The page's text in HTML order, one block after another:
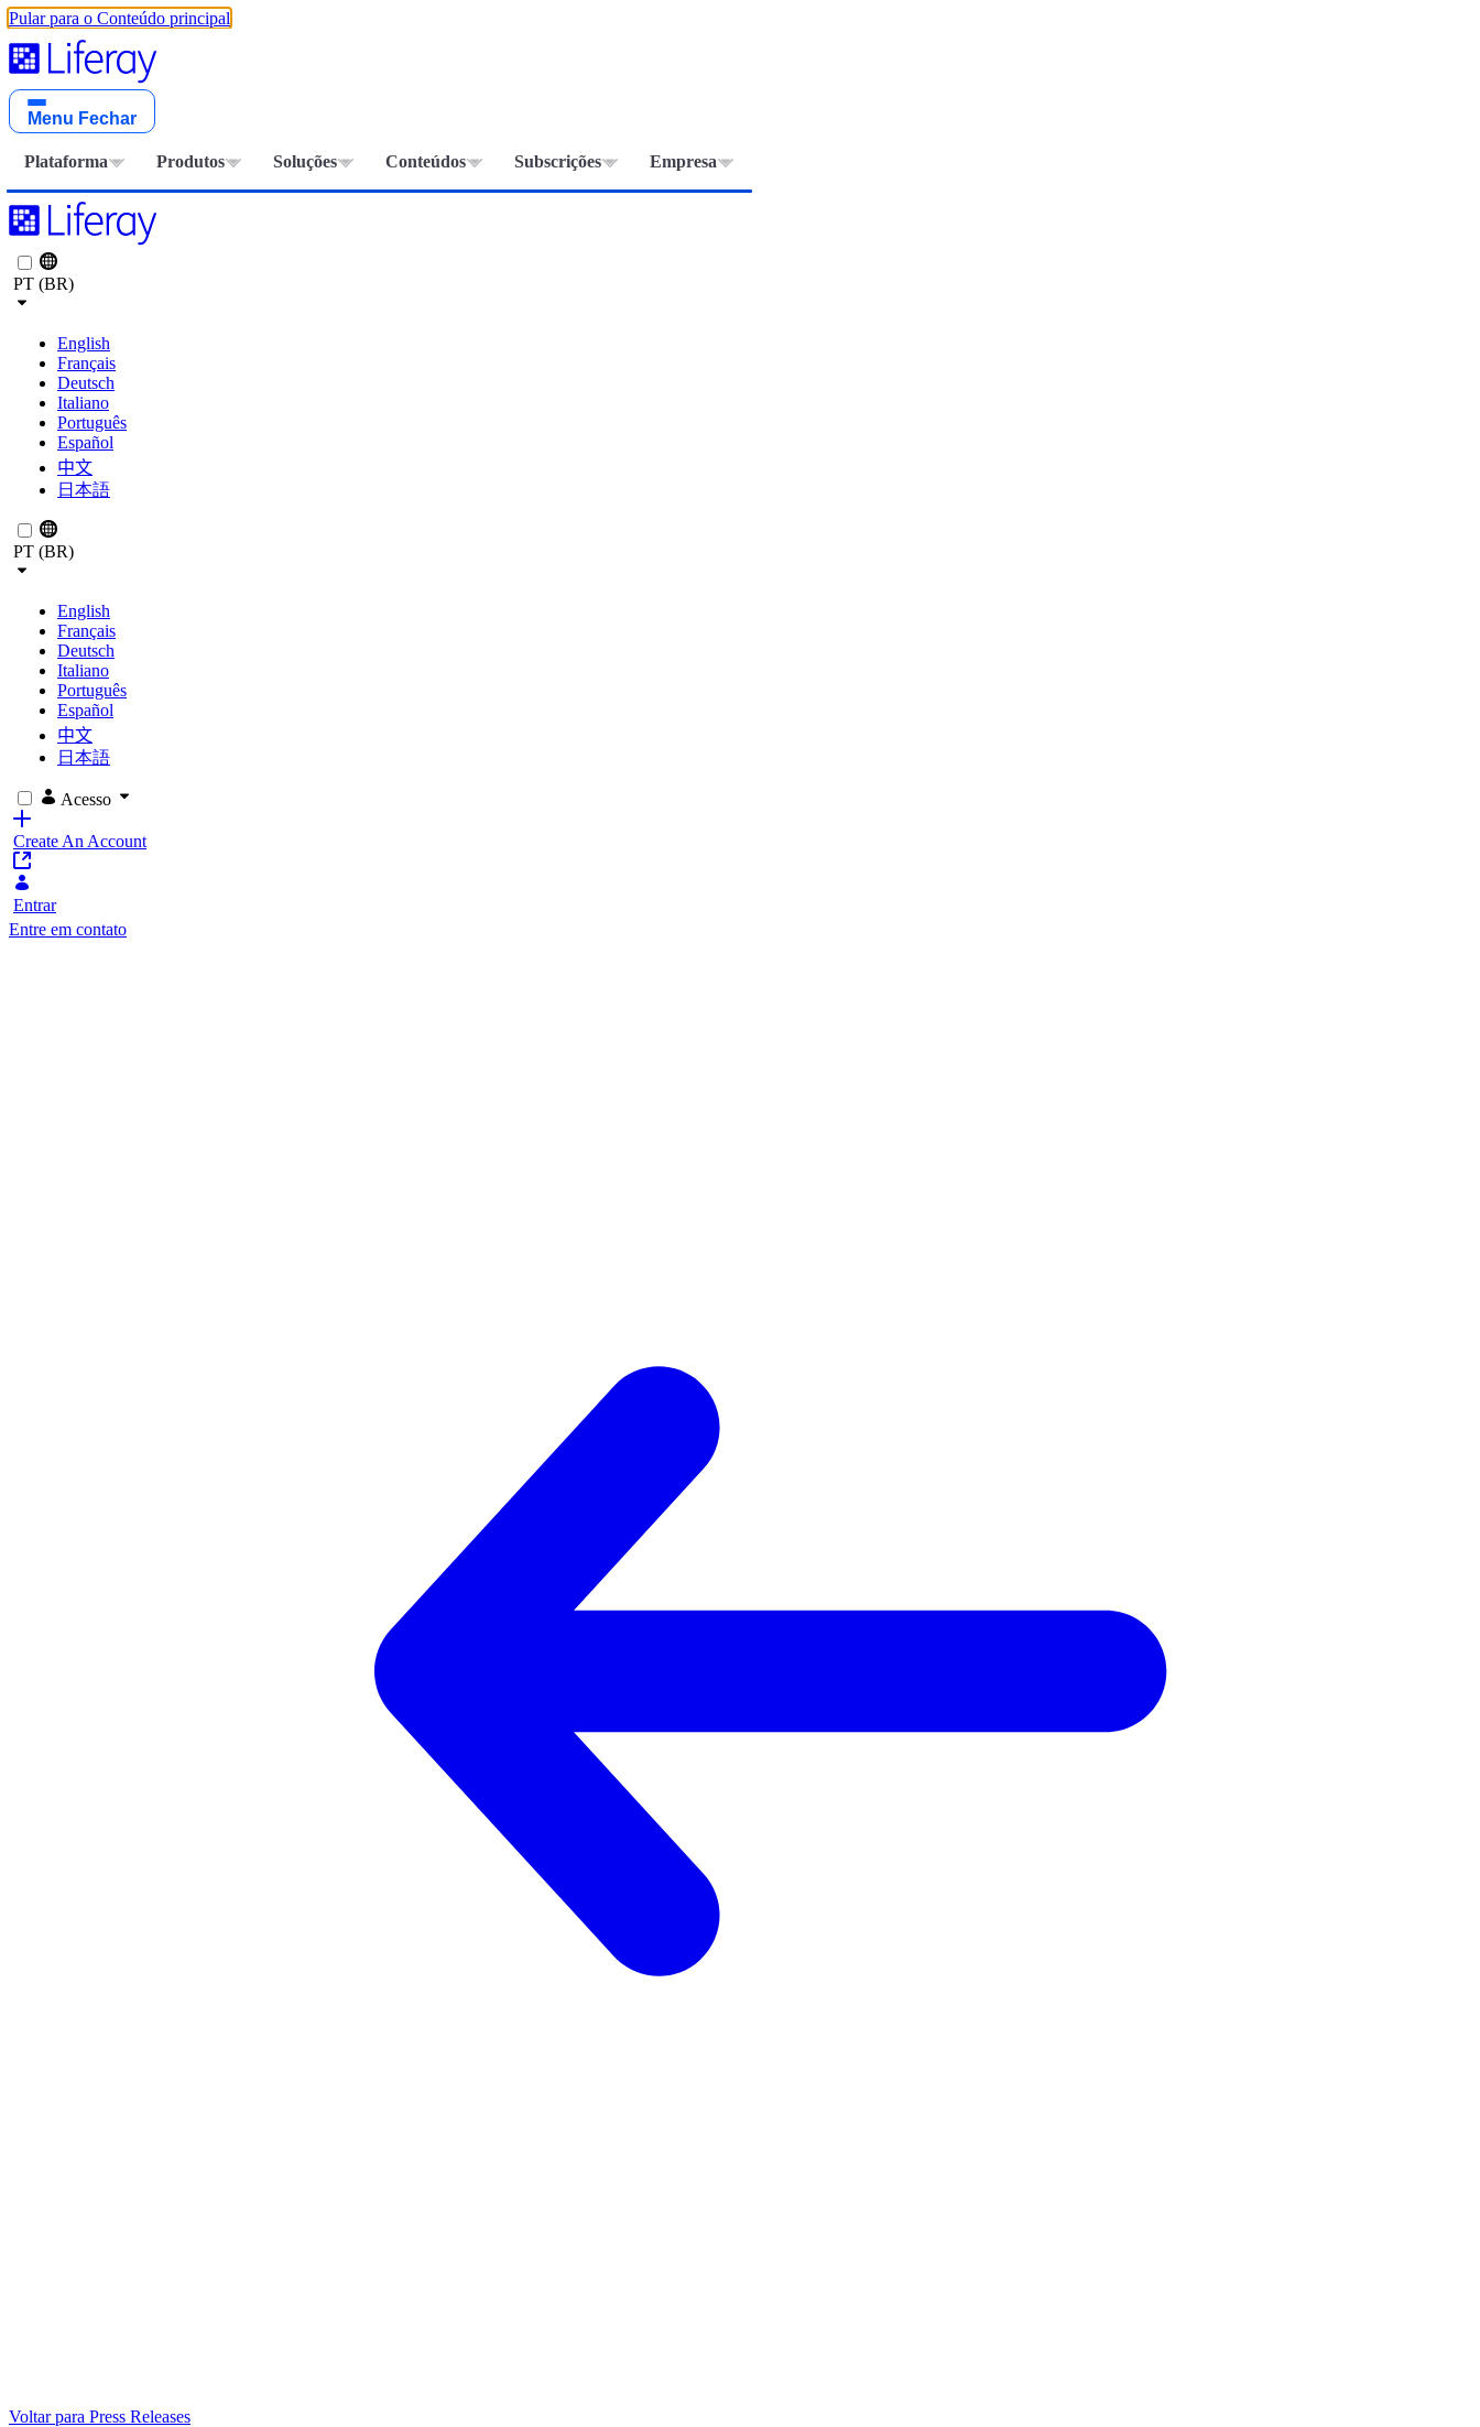
Pular para o Conteúdo principal
Menu Fechar
Plataforma Produtos Soluções Conteúdos Subscrições Empresa
PT (BR)
English
Français
Deutsch
Italiano
Português
Español
中文
日本語
PT (BR)
English
Français
Deutsch
Italiano
Português
Español
中文
日本語
Acesso
Create An Account
Entrar
Entre em contato
Voltar para Press Releases